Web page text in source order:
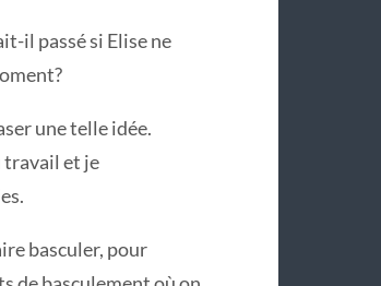
il passé si Elise ne
une telle idée.
travail et je
basculer, pour